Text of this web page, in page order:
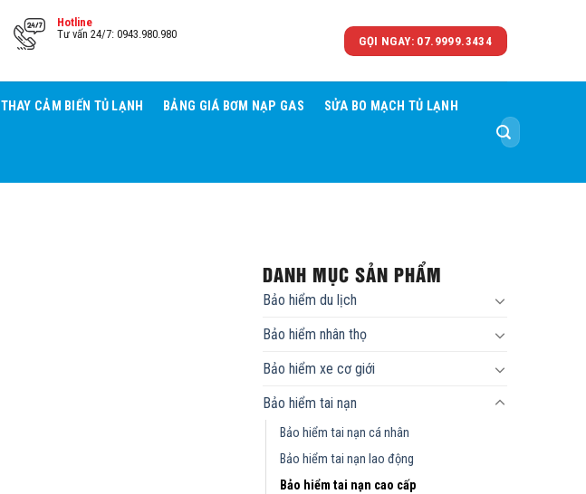
Hotline
Tư vấn 24/7: 0943.980.980
GỌI NGAY: 07.9999.3434
THAY CẢM BIẾN TỦ LẠNH BẢNG GIÁ BƠM NẠP GAS SỬA BO MẠCH TỦ LẠNH
Tìm
kiếm:
DANH MỤC SẢN PHẨM
Bảo hiểm du lịch
Bảo hiểm nhân thọ
Bảo hiểm xe cơ giới
Bảo hiểm tai nạn
Bảo hiểm tai nạn cá nhân
Bảo hiểm tai nạn lao động
Bảo hiểm tai nạn cao cấp